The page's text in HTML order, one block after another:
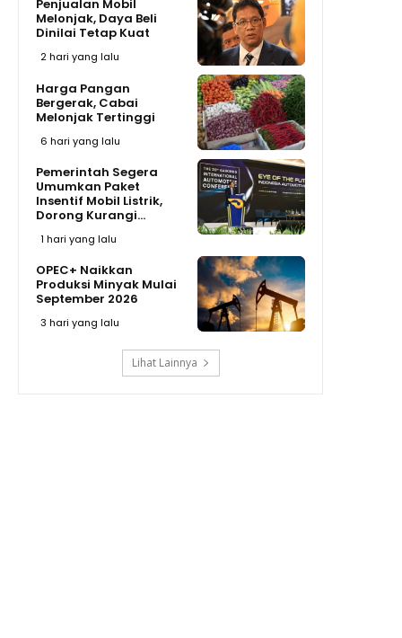
Penjualan Mobil
Melonjak, Daya Beli
Dinilai Tetap Kuat
2 hari yang lalu
Harga Pangan
Bergerak, Cabai
Melonjak Tertinggi
6 hari yang lalu
Pemerintah Segera
Umumkan Paket
Insentif Mobil Listrik,
Dorong Kurangi...
1 hari yang lalu
OPEC+ Naikkan
Produksi Minyak Mulai
September 2026
3 hari yang lalu
Lihat Lainnya